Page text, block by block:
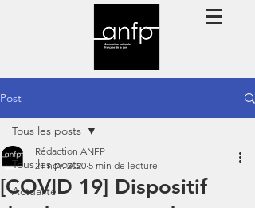
Post
Tous les posts
Actualité
Tous les posts
[COVID 19] Dispositif
Rédaction ANFP
21 nov. 2020 5 min de lecture